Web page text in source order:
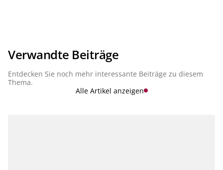
Verwandte Beiträge
Entdecken Sie noch mehr interessante Beiträge zu diesem
Thema.
Alle Artikel anzeigen